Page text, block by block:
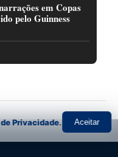
em Copas
pelo Guinness
Privacidade. Aceitar